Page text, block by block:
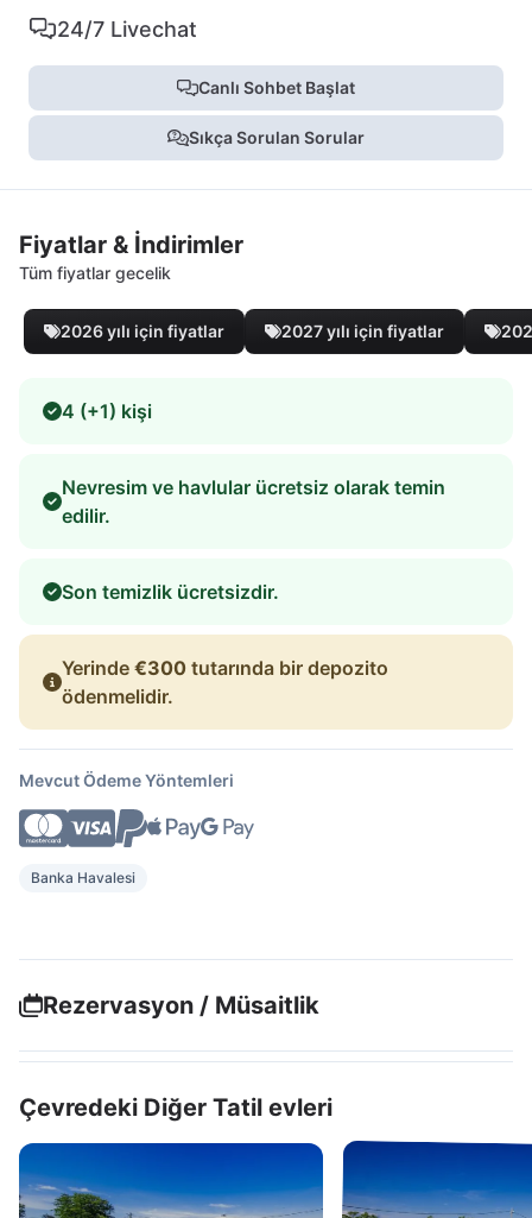
24/7 Livechat
Canlı Sohbet Başlat
Sıkça Sorulan Sorular
Fiyatlar & İndirimler
Tüm fiyatlar gecelik
2026 yılı için fiyatlar 2027 yılı için fiyatlar
4 (+1) kişi
Nevresim ve havlular ücretsiz olarak temin
edilir.
Son temizlik ücretsizdir.
Yerinde €300 tutarında bir depozito
ödenmelidir.
Mevcut Ödeme Yöntemleri
Banka Havalesi
Rezervasyon / Müsaitlik
Çevredeki Diğer Tatil evleri